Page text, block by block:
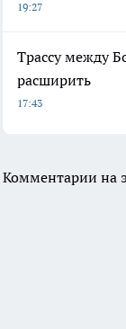
19:27
Трассу между
расширить
17:43
Комментарии на